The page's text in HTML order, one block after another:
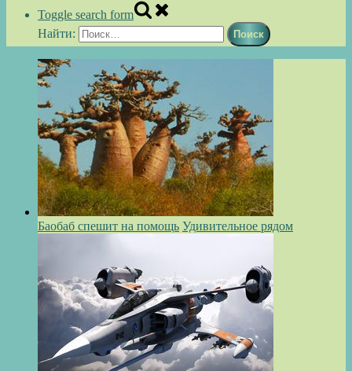
Toggle search form
Найти:
Баобаб спешит на помощь Удивительное рядом